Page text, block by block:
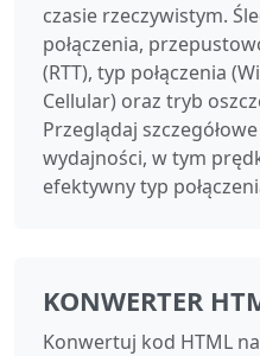
czasie rzeczywistym.
połączenia,
(RTT), typ połączenia
Cellular) oraz tryb
Przeglądaj
wydajności, w tym
efektywny typ
KONWERTER
Konwertuj kod HTML